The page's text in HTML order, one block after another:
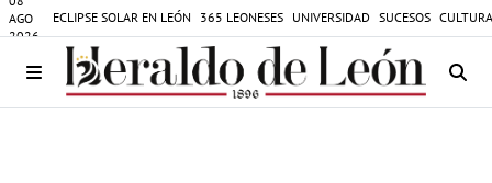
AGO
2026
ECLIPSE SOLAR EN LEÓN 365 LEONESES UNIVERSIDAD SUCESOS